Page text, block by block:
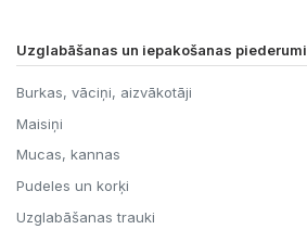
Uzglabāšanas un iepakošanas piederumi
Burkas, vāciņi, aizvākotāji
Maisiņi
Mucas, kannas
Pudeles un korķi
Uzglabāšanas trauki